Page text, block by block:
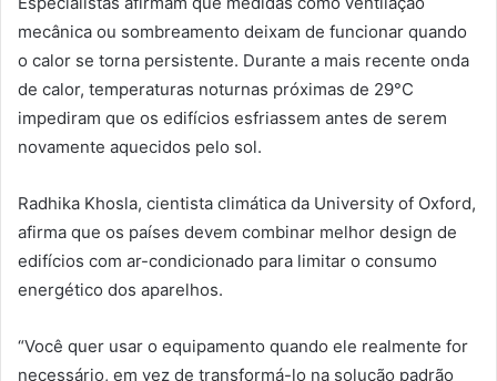
mecânica ou sombreamento deixam de funcionar quando
o calor se torna persistente. Durante a mais recente onda
de calor, temperaturas noturnas próximas de 29°C
impediram que os edifícios esfriassem antes de serem
novamente aquecidos pelo sol.
Radhika Khosla, cientista climática da University of Oxford,
afirma que os países devem combinar melhor design de
edifícios com ar-condicionado para limitar o consumo
energético dos aparelhos.
“Você quer usar o equipamento quando ele realmente for
necessário, em vez de transformá-lo na solução padrão